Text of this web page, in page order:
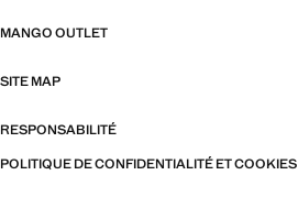
MANGO OUTLET
SITE MAP
RESPONSABILITÉ
POLITIQUE DE CONFIDENTIALITÉ ET COOKIES